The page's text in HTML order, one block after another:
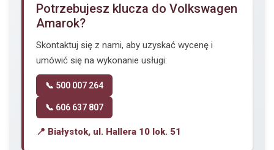
Potrzebujesz klucza do Volkswagen
Amarok?
Skontaktuj się z nami, aby uzyskać wycenę i
umówić się na wykonanie usługi:
📞 500 007 264
📞 606 637 807
📍 Białystok, ul. Hallera 10 lok. 51